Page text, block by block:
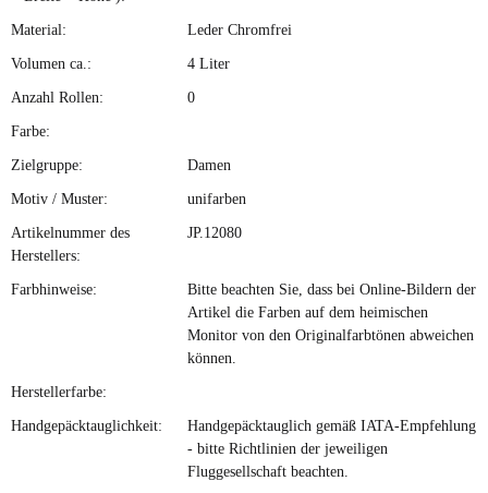
Material: Leder Chromfrei
Volumen ca.: 4 Liter
Anzahl Rollen: 0
Farbe:
Zielgruppe: Damen
Motiv / Muster: unifarben
Artikelnummer des
Herstellers:
JP.12080
Farbhinweise:
Bitte beachten Sie, dass bei Online-Bildern der
Artikel die Farben auf dem heimischen
Monitor von den Originalfarbtönen abweichen
können.
Herstellerfarbe:
Handgepäcktauglichkeit:
Handgepäcktauglich gemäß IATA-Empfehlung
- bitte Richtlinien der jeweiligen
Fluggesellschaft beachten.